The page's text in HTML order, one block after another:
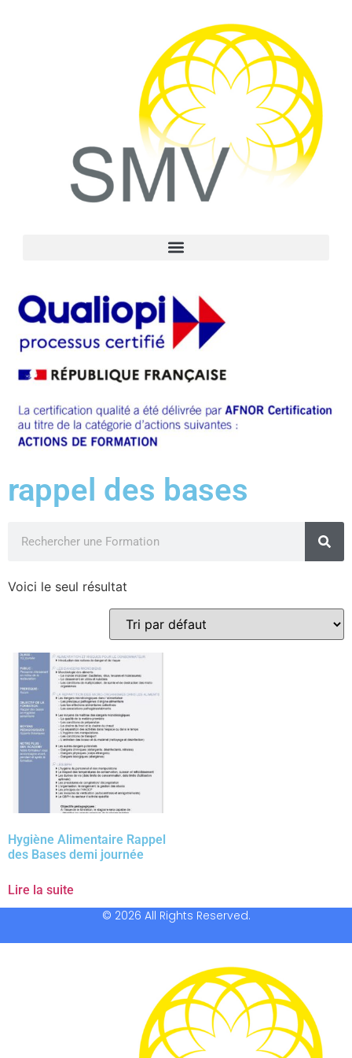
rappel des bases
Voici le seul résultat
Hygiène Alimentaire Rappel
des Bases demi journée
Lire la suite
© 2026 All Rights Reserved.